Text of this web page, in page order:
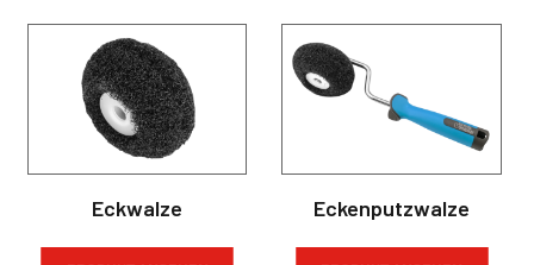
Eckwalze Eckenputzwalze